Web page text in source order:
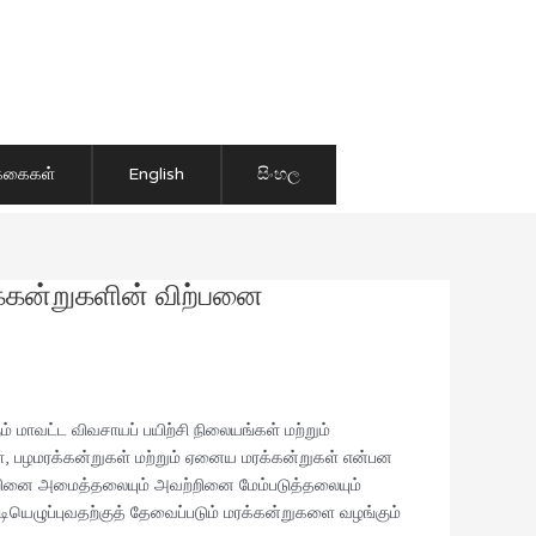
English සිංහල
விற்பனை
விவசாயப் பயிற்சி நிலையங்கள் மற்றும்
பழமரக்கன்றுகள் மற்றும் ஏனைய மரக்கன்றுகள் என்பன
அமைத்தலையும் அவற்றினை மேம்படுத்தலையும்
தேவைப்படும் மரக்கன்றுகளை வழங்கும்